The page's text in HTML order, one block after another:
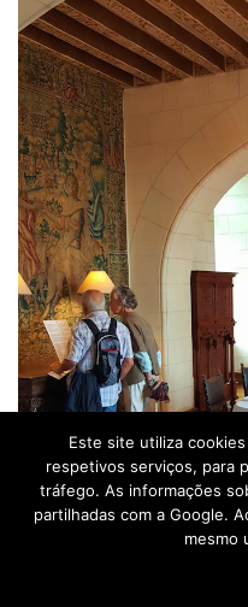
Este site utiliza
respetivos serviços, para
tráfego. As informações
partilhadas com a Google.
mesmo